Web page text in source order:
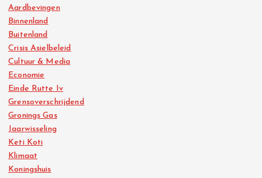
Aardbevingen
Binnenland
Buitenland
Crisis Asielbeleid
Cultuur & Media
Economie
Einde Rutte Iv
Grensoverschrijdend
Gronings Gas
Jaarwisseling
Keti Koti
Klimaat
Koningshuis